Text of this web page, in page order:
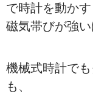
で時計を動かす
磁気帯びが強い
機械式時計で
も、